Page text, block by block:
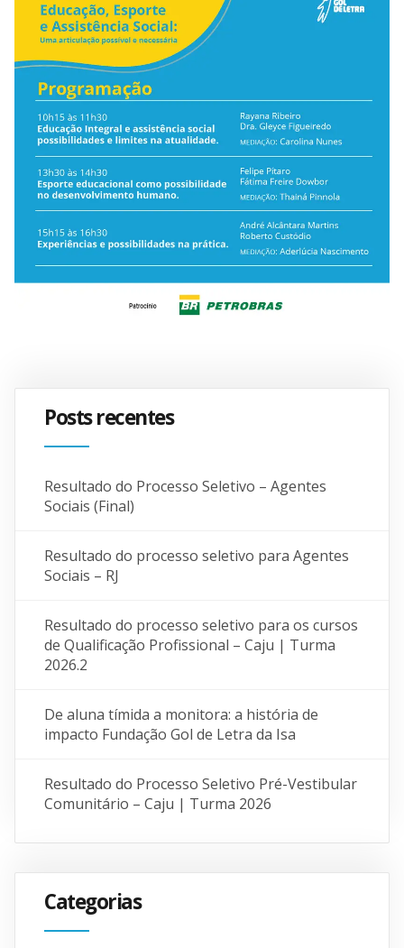
Posts recentes
Resultado do Processo Seletivo – Agentes
Sociais (Final)
Resultado do processo seletivo para Agentes
Sociais – RJ
Resultado do processo seletivo para os cursos
de Qualificação Profissional – Caju | Turma
2026.2
De aluna tímida a monitora: a história de
impacto Fundação Gol de Letra da Isa
Resultado do Processo Seletivo Pré-Vestibular
Comunitário – Caju | Turma 2026
Categorias